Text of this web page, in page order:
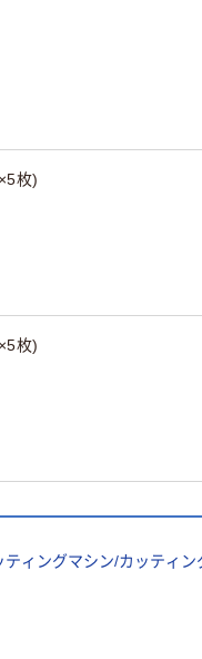
枚)
枚)
ティングマシン/カッティン